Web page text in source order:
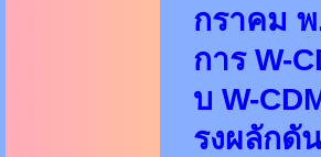
กราคม
การ W-
บ W-
รงผลักดั